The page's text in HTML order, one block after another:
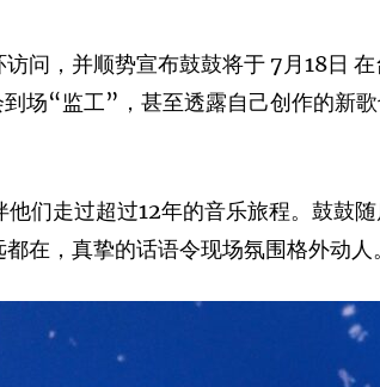
问，并顺势宣布鼓鼓将于 7月18日
场“监工”，甚至透露自己创作的新
们走过超过12年的音乐旅程。鼓鼓
在，真挚的话语令现场氛围格外动人。